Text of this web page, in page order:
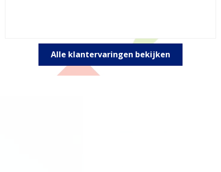
Alle klantervaringen bekijken